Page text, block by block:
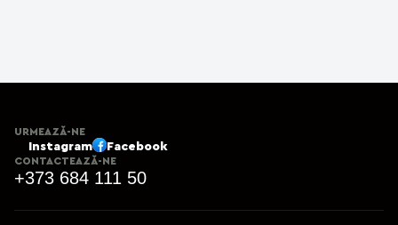
URMEAZĂ-NE
Instagram Facebook
CONTACTEAZĂ-NE
+373 684 111 50